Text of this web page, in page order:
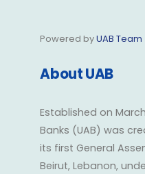
Powered byUAB Team
About UAB
Established on
Banks (UAB) was
its first General
Beirut, Lebanon,